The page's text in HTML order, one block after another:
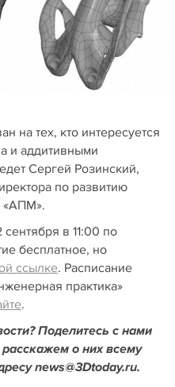
на тех, кто интересуется
и аддитивными
Сергей Розинский,
по развитию
«АПМ».
в 11:00 по
бесплатное, но
ссылке. Расписание
практика»
.
Поделитесь с нами
о них всему
news@3Dtoday.ru.